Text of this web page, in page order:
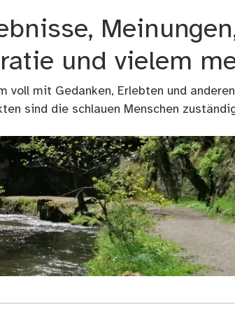
und vielem
mit Gedanken, Erlebten und
sind die schlauen Menschen